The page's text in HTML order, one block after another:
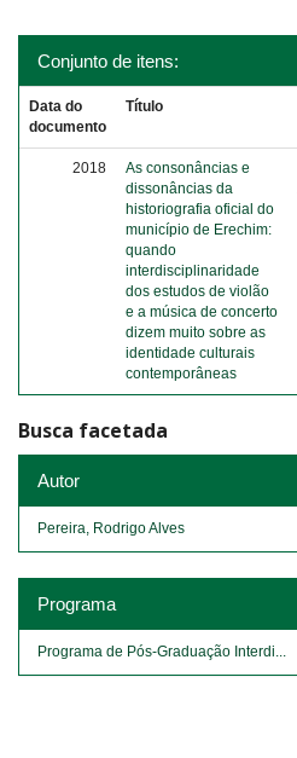
Conjunto de itens:
Data do
documento
Título
2018
As consonâncias e
dissonâncias da
historiografia oficial do
município de Erechim:
quando
interdisciplinaridade
dos estudos de violão
e a música de concerto
dizem muito sobre as
identidade culturais
contemporâneas
Busca facetada
Autor
Pereira, Rodrigo Alves
Programa
Programa de Pós-Graduação Interdi...